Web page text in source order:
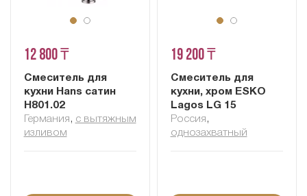
12 800 ₸
Смеситель для
кухни Hans сатин
H801.02
Германия , с вытяжным
изливом
19 200 ₸
Смеситель для
кухни, хром ESKO
Lagos LG 15
Россия ,
однозахватный